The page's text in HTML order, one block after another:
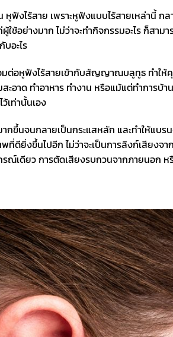
งไร้สาย เพราะหูฟังแบบไร้สายเหล่านี้ ก
ช้อย่างมาก ไม่ว่าจะทำกิจกรรมอะไร ก็สาม
อะไร
ต่อหูฟังไร้สายเข้ากับสัญญาณบลูทูธ ทำให้
ะอาด ทำอาหาร ทำงาน หรือแม้แต่ทำการบ้
เท่านั้นเอง
ขึ้นจนกลายเป็นกระแสหลัก และทำให้แบ
ดียิ่งขึ้นไปอีก ไม่ว่าจะเป็นการลิงก์เสียงจ
ณ์เดียว การตัดเสียงรบกวนจากภายนอก